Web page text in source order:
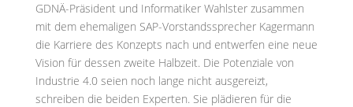
GDNÄ-Präsident und Informatiker Wahlster zusammen
mit dem ehemaligen SAP-Vorstandssprecher Kagermann
die Karriere des Konzepts nach und entwerfen eine neue
Vision für dessen zweite Halbzeit. Die Potenziale von
Industrie 4.0 seien noch lange nicht ausgereizt,
schreiben die beiden Experten. Sie plädieren für die